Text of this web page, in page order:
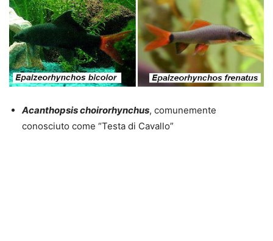
Acanthopsis choirorhynchus, comunemente
conosciuto come “Testa di Cavallo”